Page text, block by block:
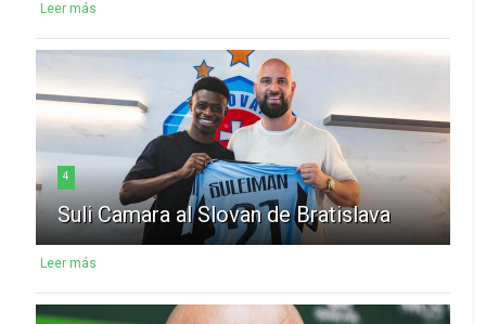
Leer más
4
Suli Camara al Slovan de Bratislava
Leer más